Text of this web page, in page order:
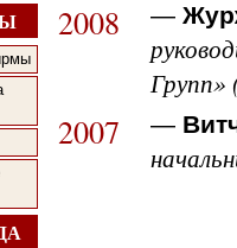
2008 —
Групп»
2007 —